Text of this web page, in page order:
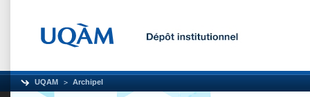
UQAM Archipel